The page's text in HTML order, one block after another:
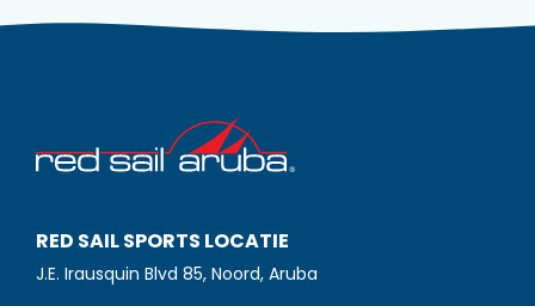
RED SAIL SPORTS LOCATIE
J.E. Irausquin Blvd 85, Noord, Aruba